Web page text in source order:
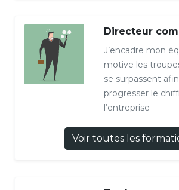
Directeur
J’encadre mon
motive les
se surpassent
progresser le
l’entreprise
Voir toutes les